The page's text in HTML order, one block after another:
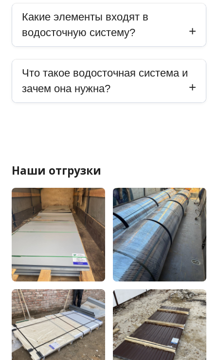
Какие элементы входят в
водосточную систему?
Что такое водосточная система и
зачем она нужна?
Наши отгрузки